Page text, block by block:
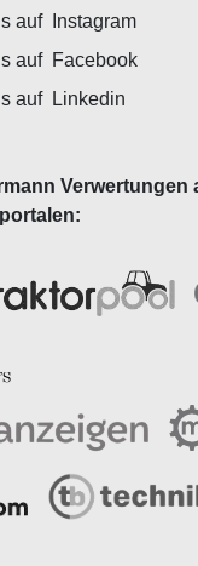
auf
Instagram
auf Facebook
auf
Linkedin
Verwertungen